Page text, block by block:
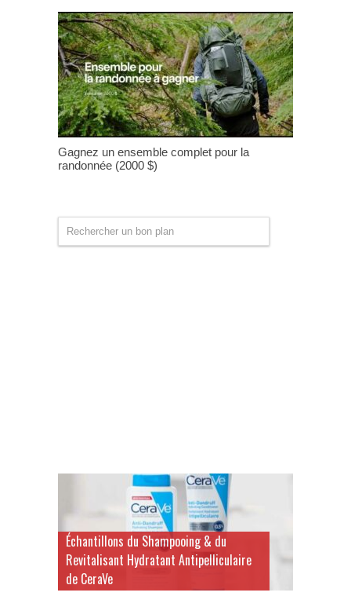
Gagnez un ensemble complet pour la
randonnée (2000 $)
Échantillons du Shampooing & du
Revitalisant Hydratant Antipelliculaire
de CeraVe